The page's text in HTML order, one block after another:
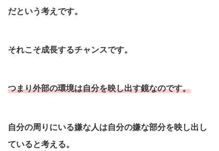
だという考えです。
それこそ成長するチャンスです。
つまり外部の環境は自分を映し出す鏡なのです。
自分の周りにいる嫌な人は自分の嫌な部分を映し出し
ていると考える。